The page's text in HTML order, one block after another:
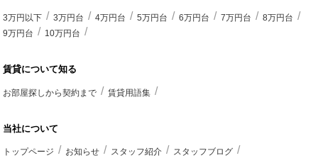
3万円以下 3万円台 4万円台 5万円台 6万円台 7万円台
8万円台
9万円台
10万円台
賃貸について知る
お部屋探しから契約まで 賃貸用語集
当社について
トップページ お知らせ スタッフ紹介
スタッフブログ